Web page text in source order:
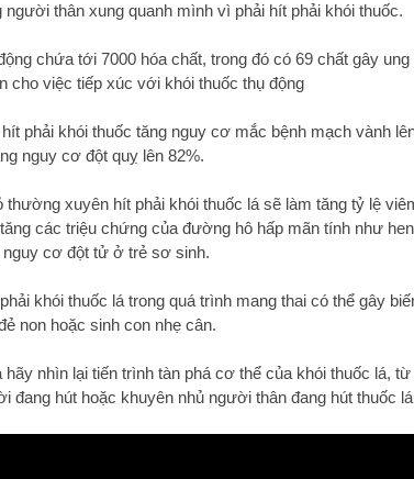
người thân xung quanh mình vì phải hít phải khói thuốc.
chứa tới 7000 hóa chất, trong đó có 69 chất gây
cho việc tiếp xúc với khói thuốc thụ động
phải khói thuốc tăng nguy cơ mắc bệnh mạch vành
nguy cơ đột quỵ lên 82%.
thường xuyên hít phải khói thuốc lá sẽ làm tăng tỷ lệ
các triệu chứng của đường hô hấp mãn tính như
nguy cơ đột tử ở trẻ sơ sinh.
khói thuốc lá trong quá trình mang thai có thể gây
non hoặc sinh con nhẹ cân.
hãy nhìn lại tiến trình tàn phá cơ thể của khói thuốc lá,
đang hút hoặc khuyên nhủ người thân đang hút thuốc